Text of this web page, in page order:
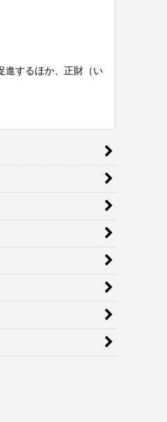
進するほか、正財（い